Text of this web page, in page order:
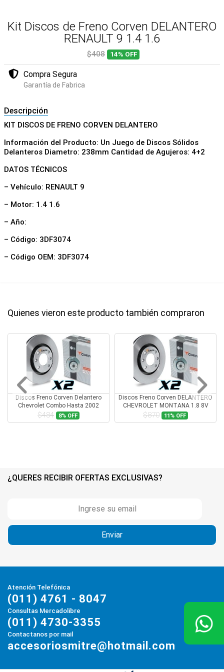
Kit Discos de Freno Corven DELANTERO
RENAULT 9 1.4 1.6
$408 14% OFF
Compra Segura
Garantía de Fabrica
Descripción
KIT DISCOS DE FRENO CORVEN DELANTERO
Información del Producto: Un Juego de Discos Sólidos
Delanteros Diametro: 238mm Cantidad de Agujeros: 4+2
DATOS TÉCNICOS
– Vehículo: RENAULT 9
– Motor: 1.4 1.6
– Año:
– Código: 3DF3074
– Código OEM: 3DF3074
Quienes vieron este producto también compraron
Discos Freno Corven Delantero
Chevrolet Combo Hasta 2002
$484 8% OFF
Discos Freno Corven DELANTERO
CHEVROLET MONTANA 1.8 8V
$870 11% OFF
¿QUERES RECIBIR OFERTAS EXCLUSIVAS?
Atención Telefónica
(011) 4761 - 8047
Consultas Mercadolibre
(011) 4730-3355
Contactanos por mail
accesoriosmitre@hotmail.com